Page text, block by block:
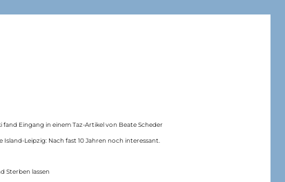
Eingang in einem Taz-Artikel von Beate Scheder
Leipzig: Nach fast 10 Jahren noch interessant.
Sterben lassen